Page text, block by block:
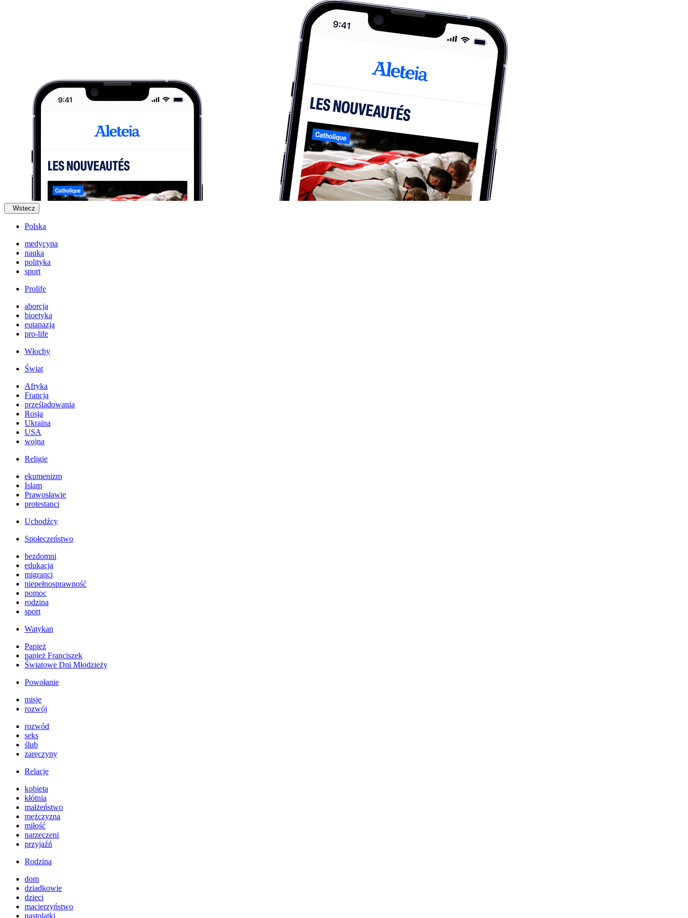
Wstecz
Polska
medycyna
nauka
polityka
sport
Prolife
aborcja
bioetyka
eutanazja
pro-life
Włochy
Świat
Afryka
Francja
prześladowania
Rosja
Ukraina
USA
wojna
Religie
ekumenizm
Islam
Prawosławie
protestanci
Uchodźcy
Społeczeństwo
bezdomni
edukacja
migranci
niepełnosprawność
pomoc
rodzina
sport
Watykan
Papież
papież Franciszek
Światowe Dni Młodzieży
Powołanie
misje
rozwój
rozwód
seks
ślub
zaręczyny
Relacje
kobieta
kłótnia
małżeństwo
mężczyzna
miłość
narzeczeni
przyjaźń
Rodzina
dom
dziadkowie
dzieci
macierzyństwo
nastolatki